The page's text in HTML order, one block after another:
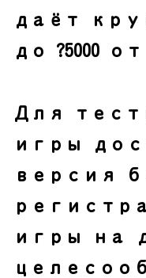
даёт
до ?5000
Для
игры
версия
игры на